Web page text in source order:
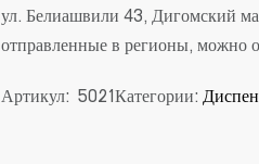
ул. Белиашвили 43, Дигомский
отправленные в регионы, можно
Артикул: 5021Категории: